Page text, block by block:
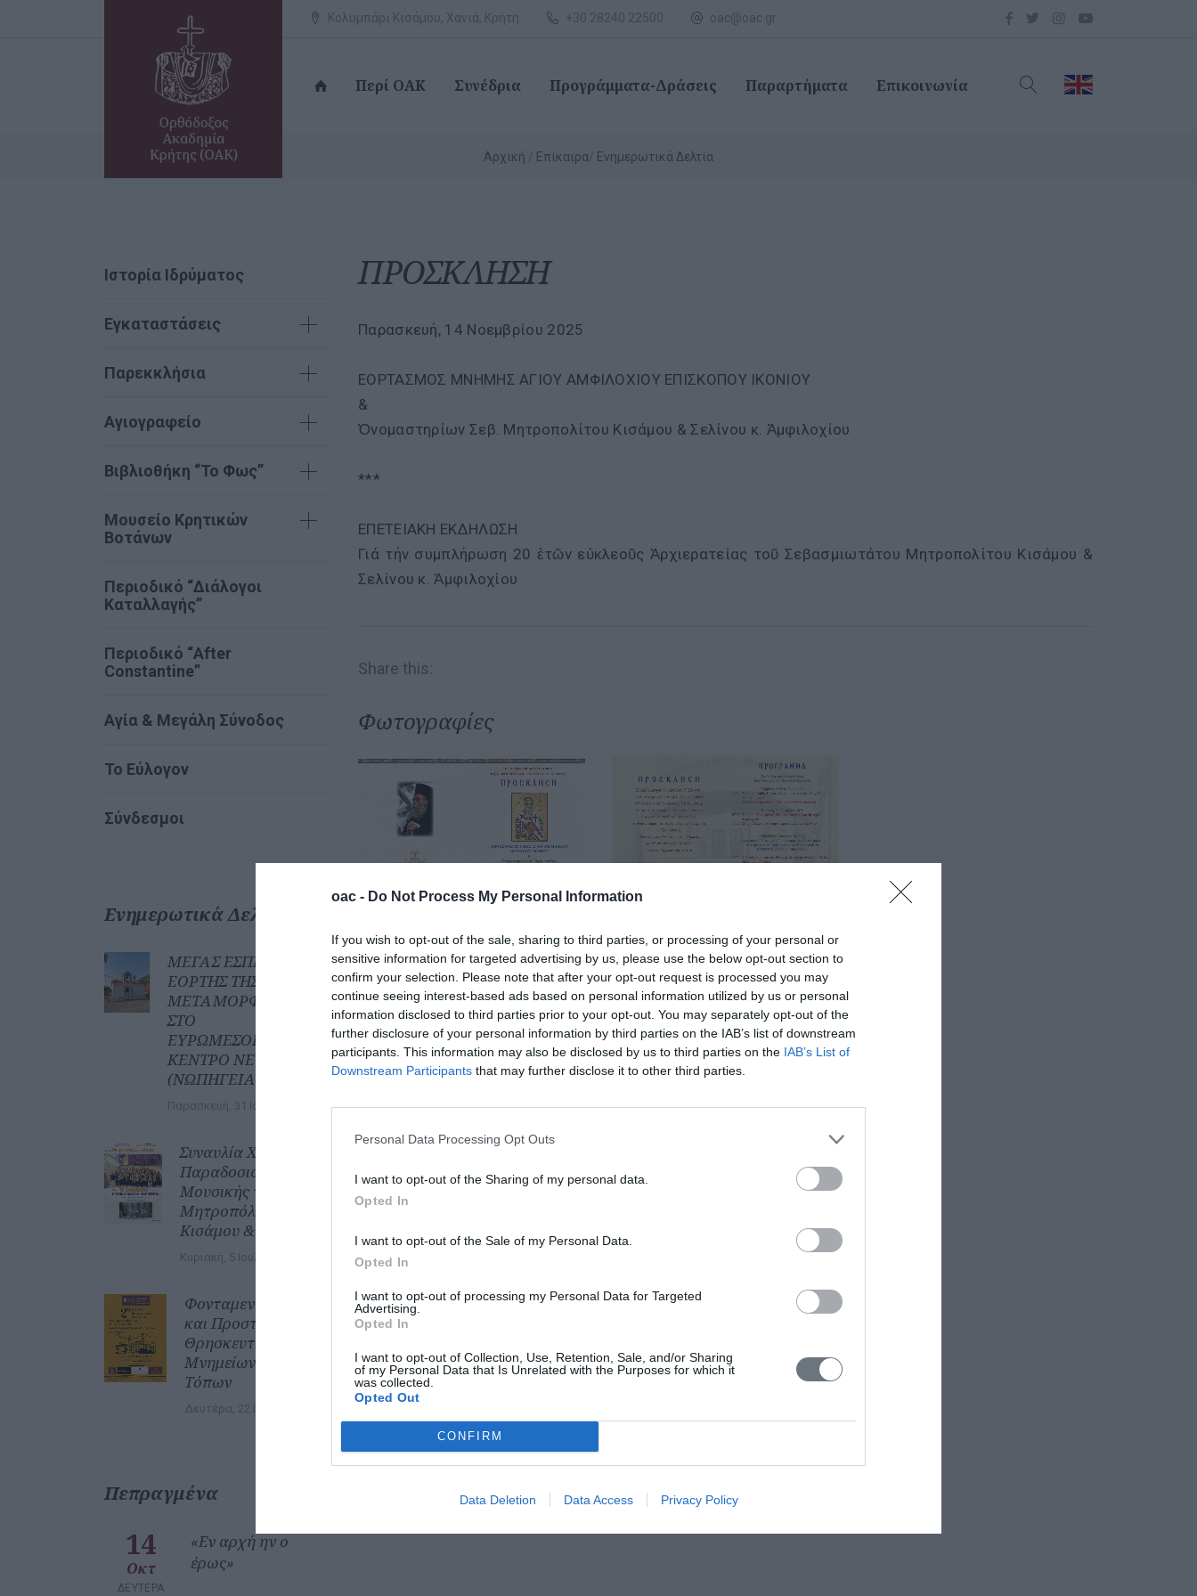
oac - Do Not Process My Personal Information
If you wish to opt-out of the sale, sharing to third parties, or processing of your personal or
sensitive information for targeted advertising by us, please use the below opt-out section to
confirm your selection. Please note that after your opt-out request is processed you may
continue seeing interest-based ads based on personal information utilized by us or personal
information disclosed to third parties prior to your opt-out. You may separately opt-out of the
further disclosure of your personal information by third parties on the IAB’s list of downstream
participants. This information may also be disclosed by us to third parties on the IAB’s List of
Downstream Participants that may further disclose it to other third parties.
Personal Data Processing Opt Outs
I want to opt-out of the Sharing of my personal data.
Opted In
I want to opt-out of the Sale of my Personal Data.
Opted In
I want to opt-out of processing my Personal Data for Targeted
Advertising.
Opted In
I want to opt-out of Collection, Use, Retention, Sale, and/or Sharing
of my Personal Data that Is Unrelated with the Purposes for which it
was collected.
Opted Out
CONFIRM
Data Deletion Data Access Privacy Policy
Κολυμπάρι Κισάμου, Χανιά, Κρήτη +30 28240 22500 oac@oac.gr
Περί ΟΑΚ Συνέδρια Προγράμματα-Δράσεις Παραρτήματα Επικοινωνία
Αρχική Επίκαιρα Ενημερωτικά Δελτία
ΠΡΟΣΚΛΗΣΗ
Παρασκευή, 14 Νοεμβρίου 2025
ΕΟΡΤΑΣΜΟΣ ΜΝΗΜΗΣ ΑΓΙΟΥ ΑΜΦΙΛΟΧΙΟΥ ΕΠΙΣΚΟΠΟΥ ΙΚΟΝΙΟΥ
&
Ὀνομαστηρίων Σεβ. Μητροπολίτου Κισάμου & Σελίνου κ. Ἀμφιλοχίου
***
ΕΠΕΤΕΙΑΚΗ ΕΚΔΗΛΩΣΗ
Γιά τήν συμπλήρωση 20 ἐτῶν εὐκλεοῦς Ἀρχιερατείας τοῦ Σεβασμιωτάτου Μητροπολίτου Κισάμου &
Σελίνου κ. Ἀμφιλοχίου
Share this:
Φωτογραφίες
Ιστορία Ιδρύματος
Εγκαταστάσεις
Παρεκκλήσια
Αγιογραφείο
Βιβλιοθήκη “Το Φως”
Μουσείο Κρητικών
Βοτάνων
Περιοδικό “Διάλογοι
Καταλλαγής”
Περιοδικό “After
Constantine”
Αγία & Μεγάλη Σύνοδος
Το Εύλογον
Σύνδεσμοι
Ενημερωτικά Δελτία
ΜΕΓΑΣ ΕΣΠΕΡΙΝΟΣ
ΕΟΡΤΗΣ ΤΗΣ
ΜΕΤΑΜΟΡΦΩΣΕΩΣ
ΣΤΟ
ΕΥΡΩΜΕΣΟΓΕΙΑΚΟ
ΚΕΝΤΡΟ ΝΕΟΤΗΤΑΣ
(ΝΩΠΗΓΕΙΑ)
Παρασκευή, 31 Ιουλίου 2026
Συναυλία Χορωδίας
Παραδοσιακής
Μουσικής της Ι.
Μητροπόλεώς
Κισάμου & Σελίνου
Κυριακή, 5 Ιουλίου 2026
Φονταμενταλισμός
και Προστασία των
Θρησκευτικών
Μνημείων και
Τόπων
Δευτέρα, 22 Ιουνίου 2026
Πεπραγμένα
14
Οκτ
ΔΕΥΤΈΡΑ
«Εν αρχή ην ο
έρως»